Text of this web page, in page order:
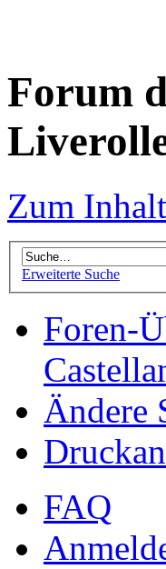
Forum
Zum Inhalt
Erweiterte Suche
Foren-
Ändere
FAQ